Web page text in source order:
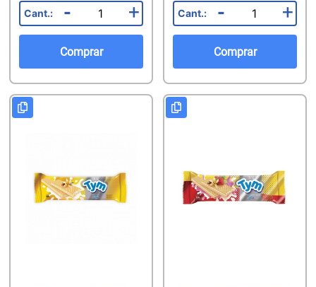
- +
Comprar
- +
Comprar